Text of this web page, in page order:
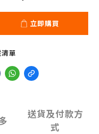
立即購買
單
送貨及付款方
式